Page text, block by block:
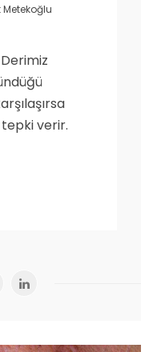
Metekoğlu
tepki verir.